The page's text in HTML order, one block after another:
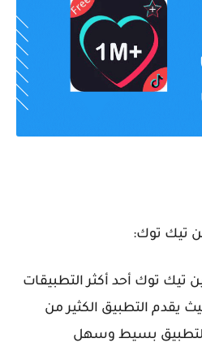
تيك توك:
تيك توك أحد أكثر التطبيقات
يقدم التطبيق الكثير من
بسيط وسهل